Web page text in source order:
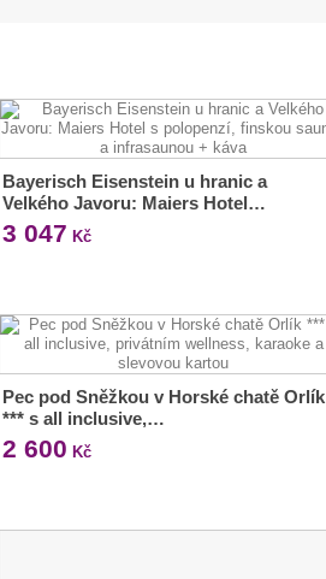
Bayerisch Eisenstein u hranic a
Velkého Javoru: Maiers Hotel…
3 047 Kč
Pec pod Sněžkou v Horské chatě Orlík
*** s all inclusive,…
2 600 Kč